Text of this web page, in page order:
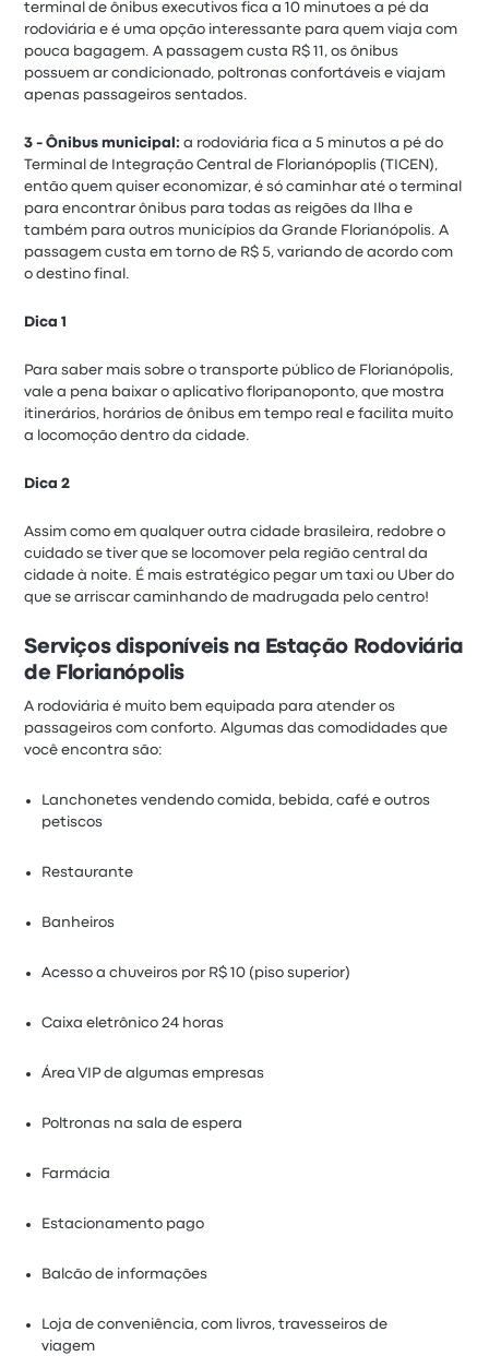
terminal de ônibus executivos fica a 10 minutoes a pé da
rodoviária e é uma opção interessante para quem viaja com
pouca bagagem. A passagem custa R$ 11, os ônibus
possuem ar condicionado, poltronas confortáveis e viajam
apenas passageiros sentados.
3 - Ônibus municipal:a rodoviária fica a 5 minutos a pé do
Terminal de Integração Central de Florianópoplis (TICEN),
então quem quiser economizar, é só caminhar até o terminal
para encontrar ônibus para todas as reigões da Ilha e
também para outros municípios da Grande Florianópolis. A
passagem custa em torno de R$ 5, variando de acordo com
o destino final.
Dica 1
Para saber mais sobre o transporte público de Florianópolis,
vale a pena baixar o aplicativo floripanoponto, que mostra
itinerários, horários de ônibus em tempo real e facilita muito
a locomoção dentro da cidade.
Dica 2
Assim como em qualquer outra cidade brasileira, redobre o
cuidado se tiver que se locomover pela região central da
cidade à noite. É mais estratégico pegar um taxi ou Uber do
que se arriscar caminhando de madrugada pelo centro!
Serviços disponíveis na Estação Rodoviária
de Florianópolis
A rodoviária é muito bem equipada para atender os
passageiros com conforto. Algumas das comodidades que
você encontra são:
Lanchonetes vendendo comida, bebida, café e outros
petiscos
Restaurante
Banheiros
Acesso a chuveiros por R$ 10 (piso superior)
Caixa eletrônico 24 horas
Área VIP de algumas empresas
Poltronas na sala de espera
Farmácia
Estacionamento pago
Balcão de informações
Loja de conveniência, com livros, travesseiros de
viagem